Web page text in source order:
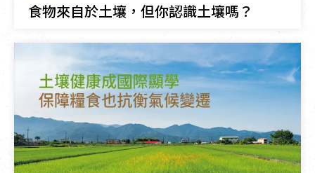
食物來自於土壤，但你認識土壤嗎？